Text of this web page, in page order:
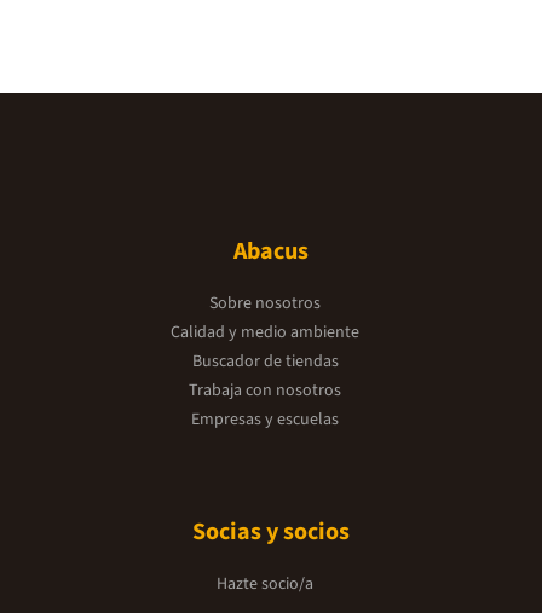
Abacus
Sobre nosotros
Calidad y medio ambiente
Buscador de tiendas
Trabaja con nosotros
Empresas y escuelas
Socias y socios
Hazte socio/a